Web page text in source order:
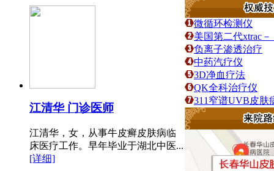
江清华 门诊医师
江清华，女，从事牛皮癣皮肤病临
床医疗工作。早年毕业于湖北中医...
[详细]
微循环检测仪
美国第二代xtrac
负离子渗透治疗
中药汽疗仪
3D净血疗法
QK全科治疗仪
311窄谱UVB皮肤